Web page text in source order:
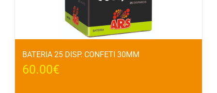
BATERIA 25 DISP. CONFETI 30MM
60.00€